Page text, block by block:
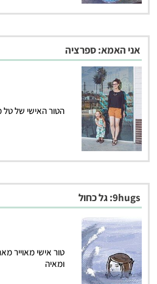
אני האמא: ספרציה
הטור האישי של טל
9hugs: גל כחול
טור אישי מאוייר
ומאיה